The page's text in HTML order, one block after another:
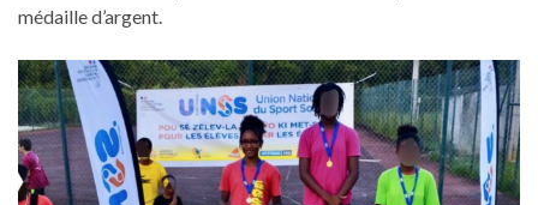
médaille d’argent.